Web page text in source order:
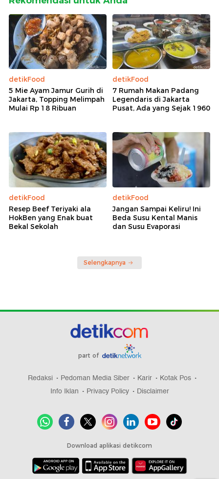
detikFood
5 Mie Ayam Jamur Gurih di
Jakarta, Topping Melimpah
Mulai Rp 18 Ribuan
detikFood
7 Rumah Makan Padang
Legendaris di Jakarta
Pusat, Ada yang Sejak 1960
detikFood
Resep Beef Teriyaki ala
HokBen yang Enak buat
Bekal Sekolah
detikFood
Jangan Sampai Keliru! Ini
Beda Susu Kental Manis
dan Susu Evaporasi
Selengkapnya
part of
Redaksi Pedoman Media Siber Karir
Kotak Pos
Info Iklan
Privacy Policy Disclaimer
Download aplikasi detikcom